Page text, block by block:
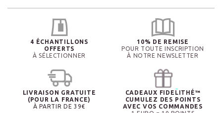
4 ÉCHANTILLONS
OFFERTS
À SÉLECTIONNER
10% DE REMISE
POUR TOUTE INSCRIPTION
À NOTRE NEWSLETTER
LIVRAISON GRATUITE
(POUR LA FRANCE)
À PARTIR DE 39€
CADEAUX FIDELITHÉ™
CUMULEZ DES POINTS
AVEC VOS COMMANDES